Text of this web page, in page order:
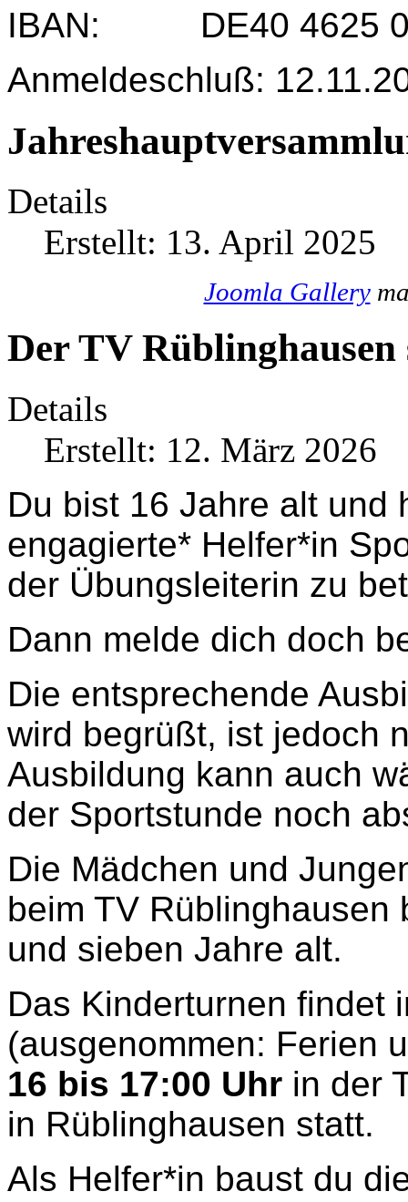
IBAN: DE40 4625
Anmeldeschluß:
Details
Erstellt: 13. April 2025
Joomla Gallery
Der TV
Details
Erstellt: 12. März 2026
Du bist 16 Jahre alt und
engagierte* Helfer*in
der Übungsleiterin zu
Dann melde dich doch
Die entsprechende
wird begrüßt, ist jedoch
Ausbildung kann auch
der Sportstunde noch
Die Mädchen und
beim TV
und sieben Jahre alt.
Das Kinderturnen findet
(ausgenommen: Ferien
16 bis 17:00 Uhr in der
in Rüblinghausen statt.
Als Helfer*in baust du